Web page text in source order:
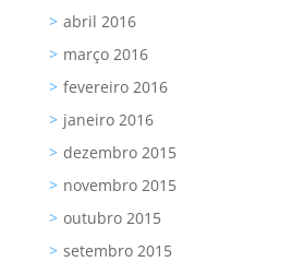
abril 2016
março 2016
fevereiro 2016
janeiro 2016
dezembro 2015
novembro 2015
outubro 2015
setembro 2015